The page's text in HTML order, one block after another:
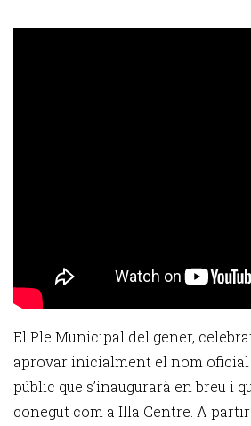
El Ple Municipal del gener,
aprovar inicialment el nom oficial
públic que s’inaugurarà en breu i
conegut com a Illa Centre. A partir